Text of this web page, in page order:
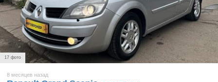
17 фото
8 месяцев назад